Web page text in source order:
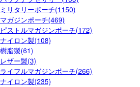
ミリタリーポーチ(1150)
マガジンポーチ(469)
ピストルマガジンポーチ(172)
ナイロン製(108)
樹脂製(61)
レザー製(3)
ライフルマガジンポーチ(266)
ナイロン製(235)